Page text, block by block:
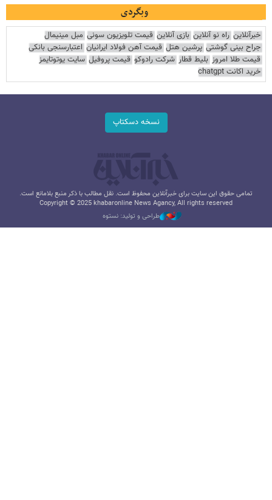
وبگردی
خبرآنلاین راه نو آنلاین بازی آنلاین قیمت تلویزیون سونی مبل مینیمال
جراح بینی گوشتی پرشین هتل قیمت آهن فولاد ایرانیان اعتبارسنجی بانکی
قیمت طلا امروز بلیط قطار شرکت رادوکو قیمت پروفیل سایت یوتوتایمز
خرید اکانت chatgpt
نسخه دسکتاپ
تمامی حقوق این سایت برای خبرآنلاین محفوظ است. نقل مطالب با ذکر منبع بلامانع است.
Copyright © 2025 khabaronline News Agancy, All rights reserved
طراحی و تولید: نستوه